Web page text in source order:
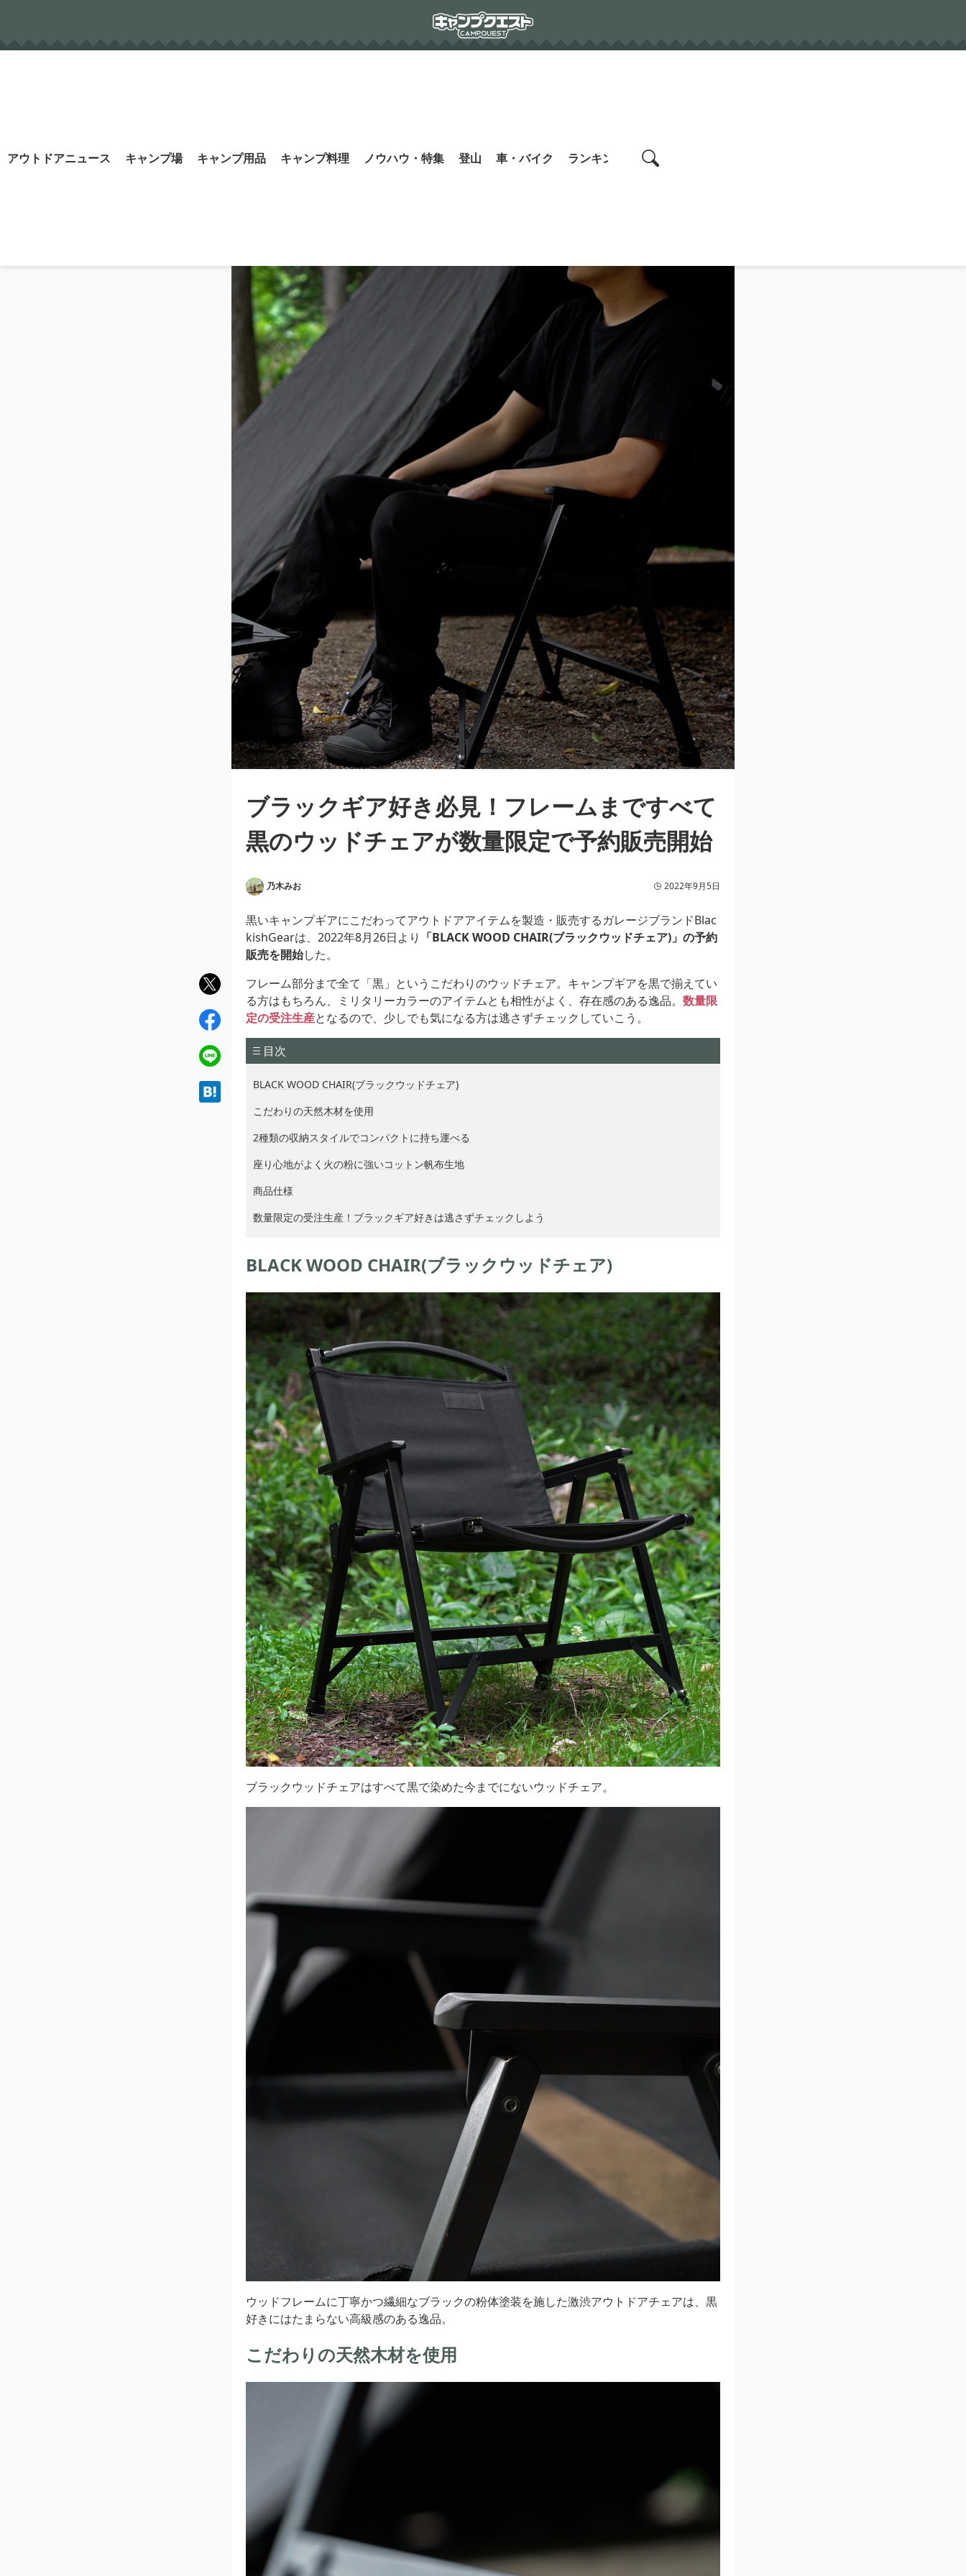
アウトドアニュース キャンプ場 キャンプ用品 キャンプ料理 ノウハウ・特集 登山 車・バイク ランキング search
Search
ブラックギア好き必見！フレームまですべて
黒のウッドチェアが数量限定で予約販売開始
乃木みお 2022年9月5日
黒いキャンプギアにこだわってアウトドアアイテムを製造・販売するガレージブランドBlac
kishGearは、2022年8月26日より 「BLACK WOOD CHAIR(ブラックウッドチェア)」の予約
販売を開始した。
フレーム部分まで全て「黒」というこだわりのウッドチェア。キャンプギアを黒で揃えてい
る方はもちろん、ミリタリーカラーのアイテムとも相性がよく、存在感のある逸品。 数量限
定の受注生産となるので、少しでも気になる方は逃さずチェックしていこう。
目次
BLACK WOOD CHAIR(ブラックウッドチェア)
こだわりの天然木材を使用
2種類の収納スタイルでコンパクトに持ち運べる
座り心地がよく火の粉に強いコットン帆布生地
商品仕様
数量限定の受注生産！ブラックギア好きは逃さずチェックしよう
BLACK WOOD CHAIR(ブラックウッドチェア)
ブラックウッドチェアはすべて黒で染めた今までにないウッドチェア。
ウッドフレームに丁寧かつ繊細なブラックの粉体塗装を施した激渋アウトドアチェアは、黒
好きにはたまらない高級感のある逸品。
こだわりの天然木材を使用
twit
ter
fac
ebo
ok
line
hat
ena